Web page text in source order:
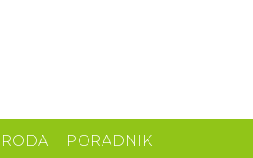
PORADNIK